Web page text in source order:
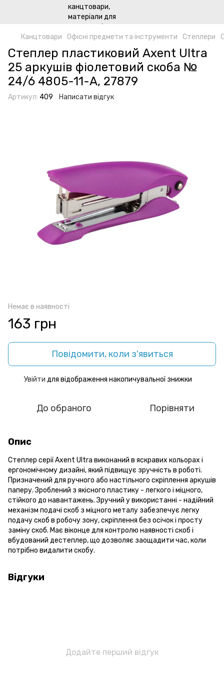
Канцтовари Офісні предмети та інструменти Степлери
Степлер пластиковий Axent Ultra
25 аркушів фіолетовий скоба №
24/6 4805-11-А, 27879
Артикул: 409 Написати відгук
Немає в наявності
163 грн
Повідомити, коли з'явиться
Увійти для відображення накопичувальної знижки
До обраного Порівняти
Опис
Степлер серії Axent Ultra виконаний в яскравих кольорах і
ергономічному дизайні, який підвищує зручність в роботі.
Призначений для ручного або настільного скріплення аркушів
паперу. Зроблений з якісного пластику - легкого і міцного,
стійкого до навантажень. Зручний у використанні - надійний
механізм подачі скоб з міцного металу забезпечує легку
подачу скоб в робочу зону, скріплення без осічок і просту
заміну скоб. Має віконце для контролю наявності скоб і
вбудований дестеплер, що дозволяє заощадити час, коли
потрібно видалити скобу.
Відгуки
Додайте перший відгук